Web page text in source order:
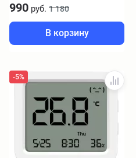
990 руб. 1 180
В корзину
-5%